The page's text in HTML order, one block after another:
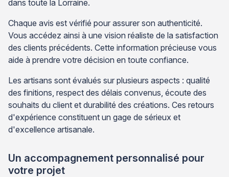
dans toute la Lorraine.
Chaque avis est vérifié pour assurer son authenticité.
Vous accédez ainsi à une vision réaliste de la satisfaction
des clients précédents. Cette information précieuse vous
aide à prendre votre décision en toute confiance.
Les artisans sont évalués sur plusieurs aspects : qualité
des finitions, respect des délais convenus, écoute des
souhaits du client et durabilité des créations. Ces retours
d'expérience constituent un gage de sérieux et
d'excellence artisanale.
Un accompagnement personnalisé pour
votre projet